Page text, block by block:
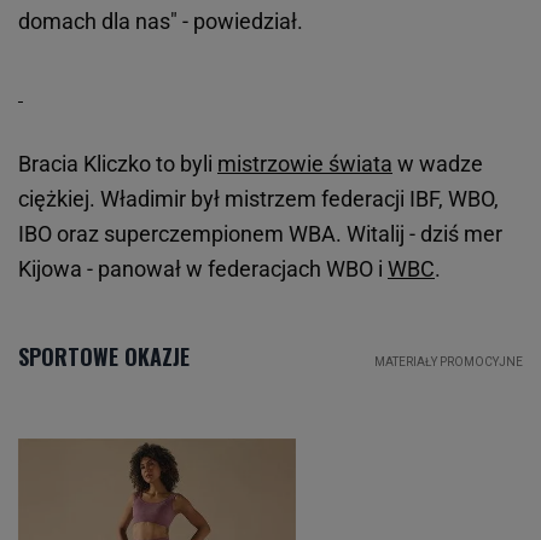
domach dla nas" - powiedział.
Bracia Kliczko to byli mistrzowie świata w wadze
ciężkiej. Władimir był mistrzem federacji IBF, WBO,
IBO oraz superczempionem WBA. Witalij - dziś mer
Kijowa - panował w federacjach WBO i WBC.